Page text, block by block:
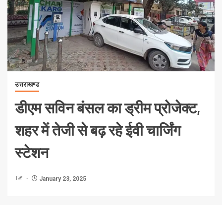
उत्तराखण्ड
डीएम सविन बंसल का ड्रीम प्रोजेक्ट,
शहर में तेजी से बढ़ रहे ईवी चार्जिंग
स्टेशन
January 23, 2025